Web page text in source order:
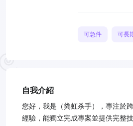
可急件 可長
自我介紹
您好，我是（粪虹杀手），專注於
經驗，能獨立完成專案並提供完整技